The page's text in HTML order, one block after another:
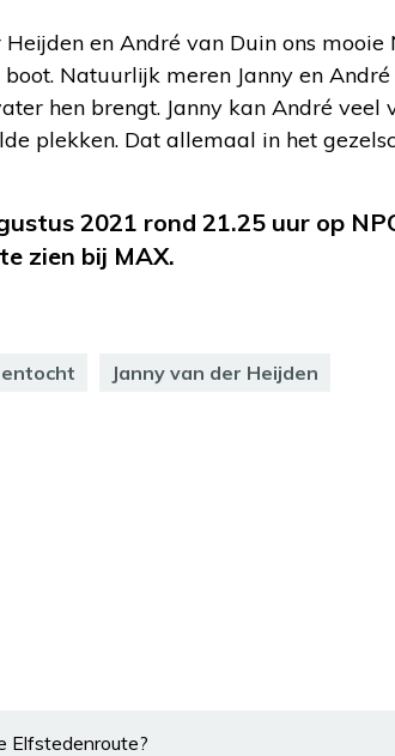
en André van Duin ons
Natuurlijk meren Janny en André
hen brengt. Janny kan André veel
plekken. Dat allemaal in het
2021 rond 21.25 uur op
zien bij MAX.
Janny van der Heijden
Elfstedenroute?